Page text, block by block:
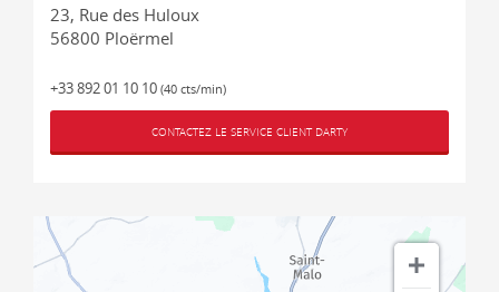
23, Rue des Huloux
56800 Ploërmel
+33 892 01 10 10 (40 cts/min)
CONTACTEZ LE SERVICE CLIENT DARTY